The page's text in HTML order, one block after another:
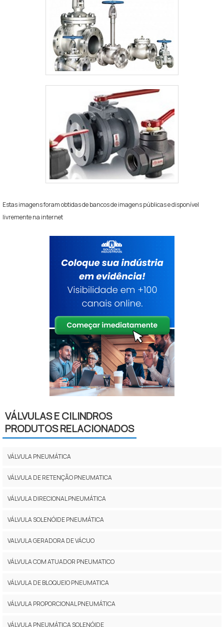
Estas imagens foram obtidas de bancos de imagens públicas e disponível
livremente na internet
VÁLVULAS E CILINDROS
PRODUTOS RELACIONADOS
VÁLVULA PNEUMÁTICA
VÁLVULA DE RETENÇÃO PNEUMATICA
VÁLVULA DIRECIONAL PNEUMÁTICA
VÁLVULA SOLENÓIDE PNEUMÁTICA
VALVULA GERADORA DE VÁCUO
VÁLVULA COM ATUADOR PNEUMATICO
VÁLVULA DE BLOQUEIO PNEUMATICA
VÁLVULA PROPORCIONAL PNEUMÁTICA
VÁLVULA PNEUMÁTICA SOLENÓIDE